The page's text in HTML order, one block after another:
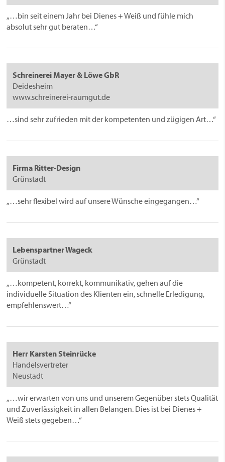
„…bin seit einem Jahr bei Dienes + Weiß und fühle mich
absolut sehr gut beraten…“
Schreinerei Mayer & Löwe GbR
Deidesheim
www.schreinerei-raumgut.de
…sind sehr zufrieden mit der kompetenten und zügigen Art…“
Firma Ritter-Design
Grünstadt
„…sehr flexibel wird auf unsere Wünsche eingegangen…“
Lebenspartner Wageck
Grünstadt
„…kompetent, korrekt, kommunikativ, gehen auf die
individuelle Situation des Klienten ein, schnelle Erledigung,
empfehlenswert…“
Herr Karsten Steinrücke
Handelsvertreter
Neustadt
„…wir erwarten von uns und unserem Gegenüber stets Qualität
und Zuverlässigkeit in allen Belangen. Dies ist bei Dienes +
Weiß stets gegeben…“